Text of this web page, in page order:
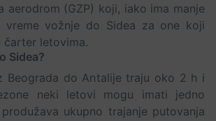
aerodrom (GZP) koji, iako ima manje
vreme vožnje do Sidea za one koji
čarter letovima.
Sidea?
Beograda do Antalije traju oko 2 h i
neki letovi mogu imati jedno
ukupno trajanje putovanja